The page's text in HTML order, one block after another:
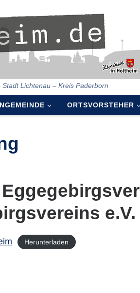
Lichtenau – Kreis Paderborn
ORTSVORSTEHER
e.V.
Herunterladen